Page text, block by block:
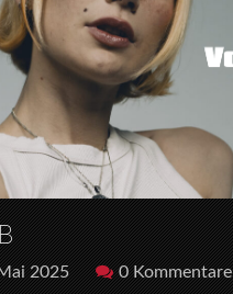
2025 0 Kommentare